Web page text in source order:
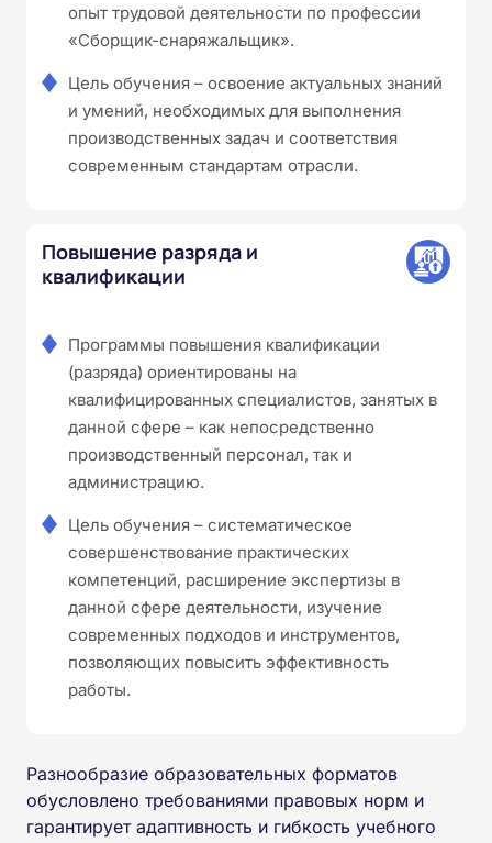
опыт трудовой деятельности по профессии
«Сборщик-снаряжальщик».
Цель обучения – освоение актуальных знаний
и умений, необходимых для выполнения
производственных задач и соответствия
современным стандартам отрасли.
Повышение разряда и
квалификации
Программы повышения квалификации
(разряда) ориентированы на
квалифицированных специалистов, занятых в
данной сфере – как непосредственно
производственный персонал, так и
администрацию.
Цель обучения – систематическое
совершенствование практических
компетенций, расширение экспертизы в
данной сфере деятельности, изучение
современных подходов и инструментов,
позволяющих повысить эффективность
работы.
Разнообразие образовательных форматов
обусловлено требованиями правовых норм и
гарантирует адаптивность и гибкость учебного